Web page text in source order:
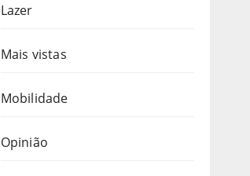
Lazer
Mais vistas
Mobilidade
Opinião